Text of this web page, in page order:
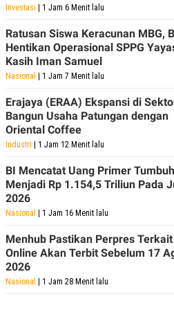
Investasi | 1 Jam 6 Menit lalu
Ratusan Siswa Keracunan MBG,
Hentikan Operasional SPPG
Kasih Iman Samuel
Nasional | 1 Jam 7 Menit lalu
Erajaya (ERAA) Ekspansi di
Bangun Usaha Patungan dengan
Oriental Coffee
Industri | 1 Jam 12 Menit lalu
BI Mencatat Uang Primer
Menjadi Rp 1.154,5 Triliun Pada
2026
Nasional | 1 Jam 16 Menit lalu
Menhub Pastikan Perpres
Online Akan Terbit Sebelum 17
2026
Nasional | 1 Jam 28 Menit lalu